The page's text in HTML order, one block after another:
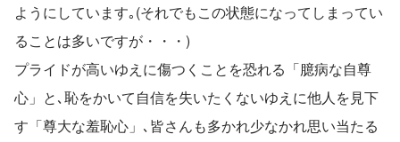
ようにしています｡(それでもこの状態になってしまってい
ることは多いですが・・・)
プライドが高いゆえに傷つくことを恐れる「臆病な自尊
心」と､恥をかいて自信を失いたくないゆえに他人を見下
す「尊大な羞恥心」､皆さんも多かれ少なかれ思い当たる